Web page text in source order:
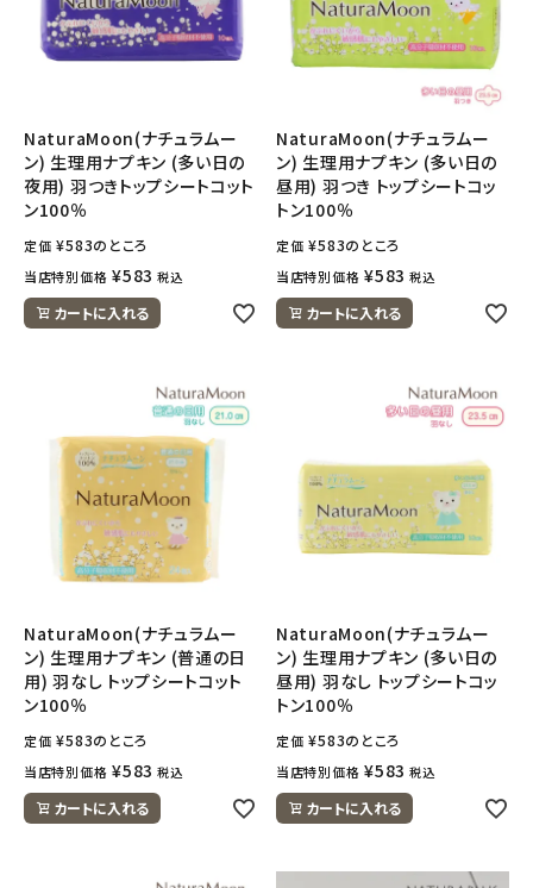
NaturaMoon(ナチュラムー
ン) 生理用ナプキン (多い日の
夜用) 羽つきトップシートコット
ン100％
定価 ¥583のところ
当店特別価格 ¥583 税込
カートに入れる
NaturaMoon(ナチュラムー
ン) 生理用ナプキン (多い日の
昼用) 羽つき トップシートコッ
トン100％
定価 ¥583のところ
当店特別価格 ¥583 税込
カートに入れる
NaturaMoon(ナチュラムー
ン) 生理用ナプキン (普通の日
用) 羽なし トップシートコット
ン100％
定価 ¥583のところ
当店特別価格 ¥583 税込
カートに入れる
NaturaMoon(ナチュラムー
ン) 生理用ナプキン (多い日の
昼用) 羽なし トップシートコッ
トン100％
定価 ¥583のところ
当店特別価格 ¥583 税込
カートに入れる